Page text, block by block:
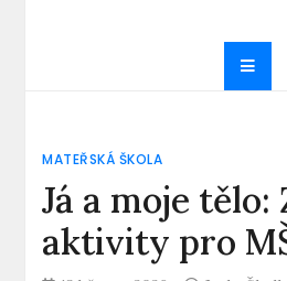
MATEŘSKÁ ŠKOLA
Já a moje tělo:
aktivity pro